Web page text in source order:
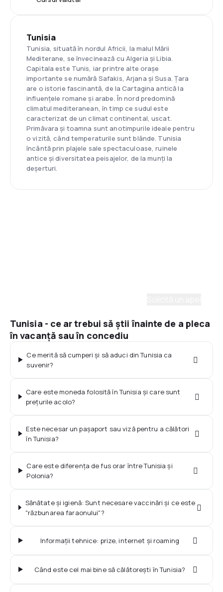
Tunisia
Tunisia, situată în nordul Africii, la malul Mării
Mediterane, se învecinează cu Algeria și Libia.
Capitala este Tunis, iar printre alte orașe
importante se numără Safakis, Arjana și Susa. Țara
are o istorie fascinantă, de la Cartagina antică la
influențele romane și arabe. În nord predomină
climatul mediteranean, în timp ce sudul este
caracterizat de un climat continental, uscat.
Primăvara și toamna sunt anotimpurile ideale pentru
o vizită, când temperaturile sunt blânde. Tunisia
încântă prin plajele sale spectaculoase, ruinele
antice și diversitatea peisajelor, de la munți la
deșerturi.
Tunisia - ce ar trebui să știi înainte de a pleca
în vacanță sau în concediu
Ce merită să cumperi și să aduci din Tunisia ca
suvenir?
Care este moneda folosită în Tunisia și care sunt
prețurile acolo?
Este necesar un pașaport sau viză pentru a călători
în Tunisia?
Care este diferența de fus orar între Tunisia și
Polonia?
Sănătate și igienă: Sunt necesare vaccinări și ce este
"răzbunarea faraonului"?
Informații tehnice: prize, internet și roaming
Când este cel mai bine să călătorești în Tunisia?